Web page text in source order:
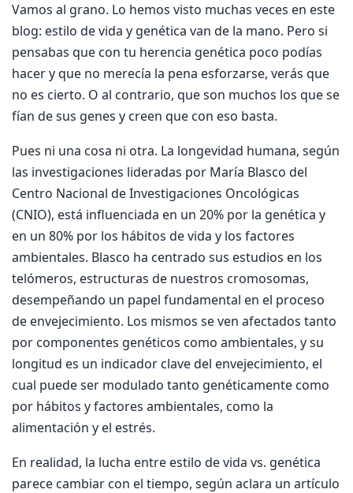
Vamos al grano. Lo hemos visto muchas veces en este
blog: estilo de vida y genética van de la mano. Pero si
pensabas que con tu herencia genética poco podías
hacer y que no merecía la pena esforzarse, verás que
no es cierto. O al contrario, que son muchos los que se
fían de sus genes y creen que con eso basta.
Pues ni una cosa ni otra. La longevidad humana, según
las investigaciones lideradas por María Blasco del
Centro Nacional de Investigaciones Oncológicas
(CNIO), está influenciada en un 20% por la genética y
en un 80% por los hábitos de vida y los factores
ambientales. Blasco ha centrado sus estudios en los
telómeros, estructuras de nuestros cromosomas,
desempeñando un papel fundamental en el proceso
de envejecimiento. Los mismos se ven afectados tanto
por componentes genéticos como ambientales, y su
longitud es un indicador clave del envejecimiento, el
cual puede ser modulado tanto genéticamente como
por hábitos y factores ambientales, como la
alimentación y el estrés.
En realidad, la lucha entre estilo de vida vs. genética
parece cambiar con el tiempo, según aclara un artículo